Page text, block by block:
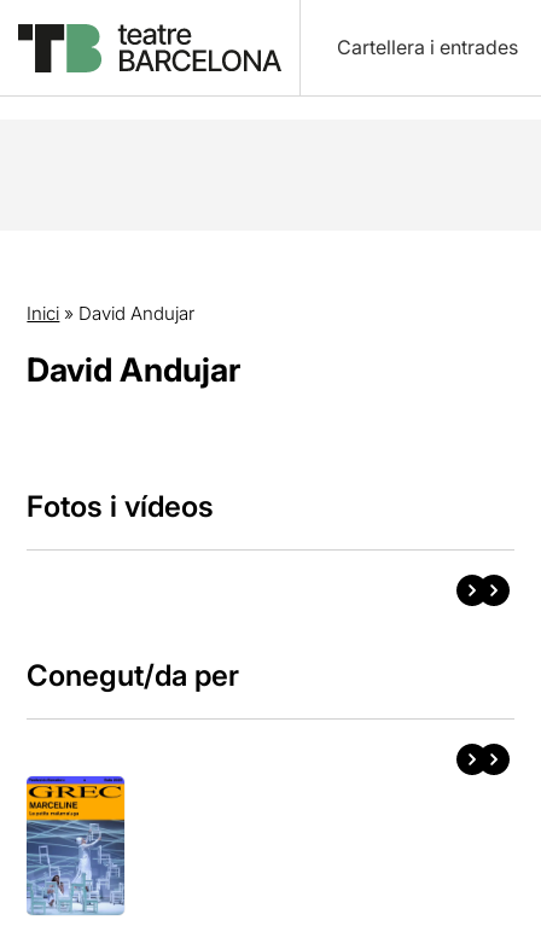
Cartellera i entrades
Inici » David Andujar
David Andujar
Fotos i vídeos
Conegut/da per